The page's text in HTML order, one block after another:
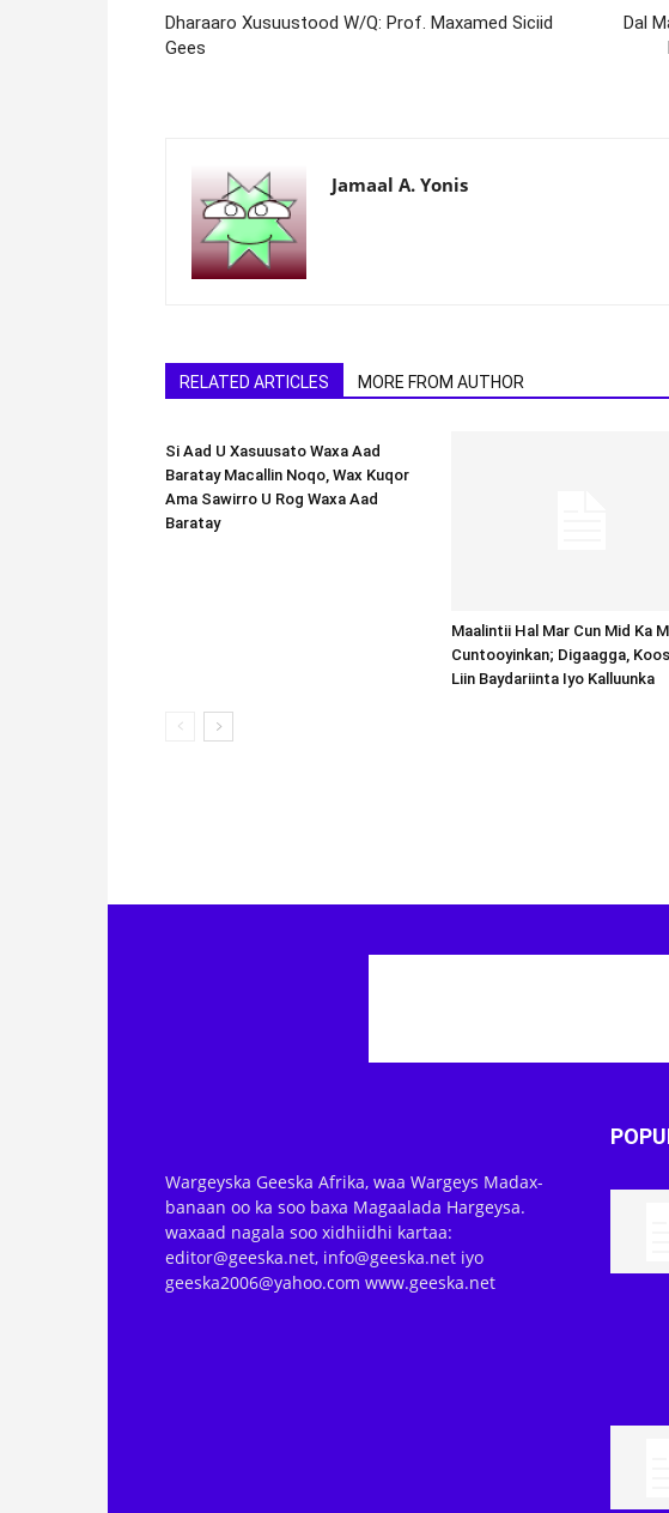
Dharaaro Xusuustood W/Q: Prof. Maxamed Siciid
Gees
Dal
Jamaal A. Yonis
RELATED ARTICLES MORE FROM AUTHOR
Si Aad U Xasuusato Waxa Aad
Baratay Macallin Noqo, Wax Kuqor
Ama Sawirro U Rog Waxa Aad
Baratay
Maalintii Hal Mar Cun Mid Ka
Cuntooyinkan; Digaagga,
Liin Baydariinta Iyo Kalluunka
Wargeyska Geeska Afrika, waa Wargeys Madax-
banaan oo ka soo baxa Magaalada Hargeysa.
waxaad nagala soo xidhiidhi kartaa:
editor@geeska.net, info@geeska.net iyo
geeska2006@yahoo.com www.geeska.net